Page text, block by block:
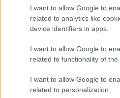
I want to allow Google to
related to analytics like
device identifiers in apps.
I want to allow Google to
related to functionality of the
I want to allow Google to
related to personalization.
Set na fondue
Výber nádoby závisí od druhu jedla:
keramické na syrové a sladké. K
rukoväťami, varič, často aj točňa s